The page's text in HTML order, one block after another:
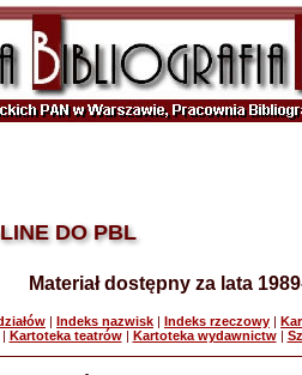
DO PBL
Materiał dostępny za lata
| Indeks nazwisk | Indeks rzeczowy |
| Kartoteka teatrów| Kartoteka wydawnictw|